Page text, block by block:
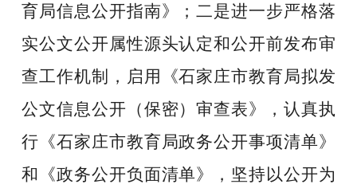
育局信息公开指南》；二是进一步严格落
实公文公开属性源头认定和公开前发布审
查工作机制，启用《石家庄市教育局拟发
公文信息公开（保密）审查表》，认真执
行《石家庄市教育局政务公开事项清单》
和《政务公开负面清单》，坚持以公开为